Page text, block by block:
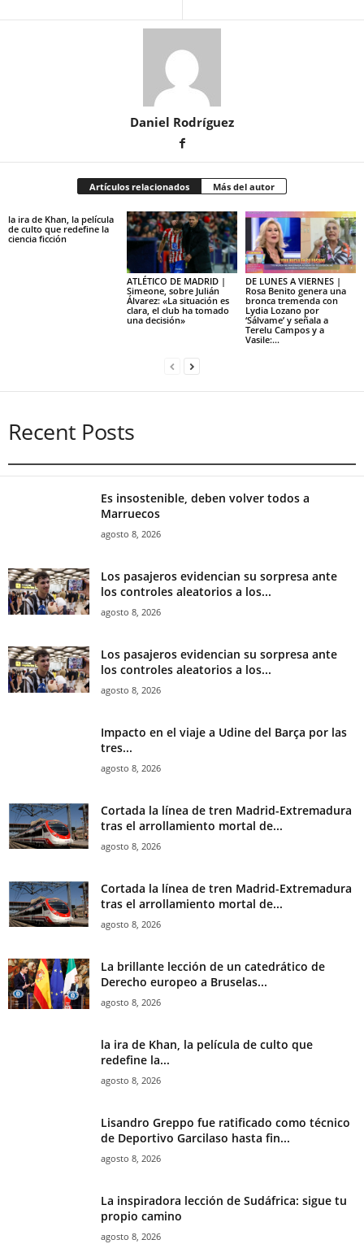
Daniel Rodríguez
Artículos relacionados Más del autor
la ira de Khan, la película
de culto que redefine la
ciencia ficción
ATLÉTICO DE MADRID |
Simeone, sobre Julián
Álvarez: «La situación es
clara, el club ha tomado
una decisión»
DE LUNES A VIERNES |
Rosa Benito genera una
bronca tremenda con
Lydia Lozano por
‘Sálvame’ y señala a
Terelu Campos y a
Vasile:...
Recent Posts
Es insostenible, deben volver todos a
Marruecos
agosto 8, 2026
Los pasajeros evidencian su sorpresa ante
los controles aleatorios a los...
agosto 8, 2026
Los pasajeros evidencian su sorpresa ante
los controles aleatorios a los...
agosto 8, 2026
Impacto en el viaje a Udine del Barça por las
tres...
agosto 8, 2026
Cortada la línea de tren Madrid-Extremadura
tras el arrollamiento mortal de...
agosto 8, 2026
Cortada la línea de tren Madrid-Extremadura
tras el arrollamiento mortal de...
agosto 8, 2026
La brillante lección de un catedrático de
Derecho europeo a Bruselas...
agosto 8, 2026
la ira de Khan, la película de culto que
redefine la...
agosto 8, 2026
Lisandro Greppo fue ratificado como técnico
de Deportivo Garcilaso hasta fin...
agosto 8, 2026
La inspiradora lección de Sudáfrica: sigue tu
propio camino
agosto 8, 2026